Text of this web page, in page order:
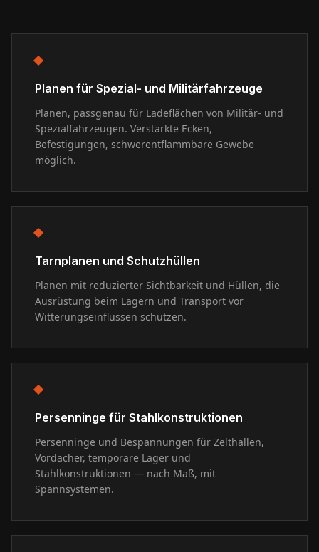
Planen für Spezial- und Militärfahrzeuge
Planen, passgenau für Ladeflächen von Militär- und
Spezialfahrzeugen. Verstärkte Ecken,
Befestigungen, schwerentflammbare Gewebe
möglich.
Tarnplanen und Schutzhüllen
Planen mit reduzierter Sichtbarkeit und Hüllen, die
Ausrüstung beim Lagern und Transport vor
Witterungseinflüssen schützen.
Persenninge für Stahlkonstruktionen
Persenninge und Bespannungen für Zelthallen,
Vordächer, temporäre Lager und
Stahlkonstruktionen — nach Maß, mit
Spannsystemen.